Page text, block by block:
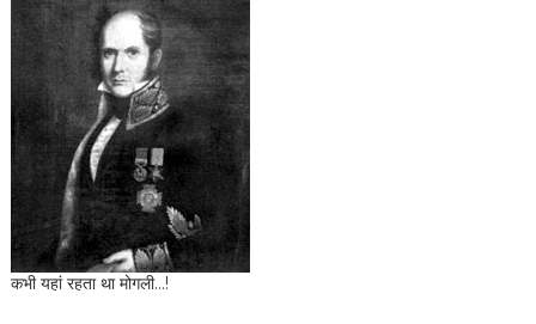
कभी यहां रहता था मोगली...!